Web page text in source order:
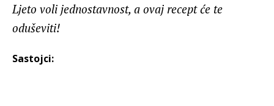
Ljeto voli jednostavnost, a ovaj recept će te
oduševiti!
Sastojci: